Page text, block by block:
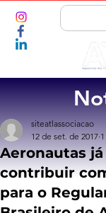
Aeronautas
contribuir
para o
siteatlassociacao
12 de set. de 2017